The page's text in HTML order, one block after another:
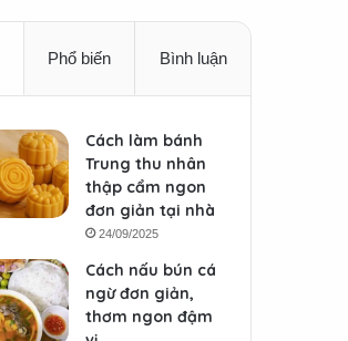
Phổ biến Bình luận
Cách làm bánh
Trung thu nhân
thập cẩm ngon
đơn giản tại nhà
24/09/2025
Cách nấu bún cá
ngừ đơn giản,
thơm ngon đậm